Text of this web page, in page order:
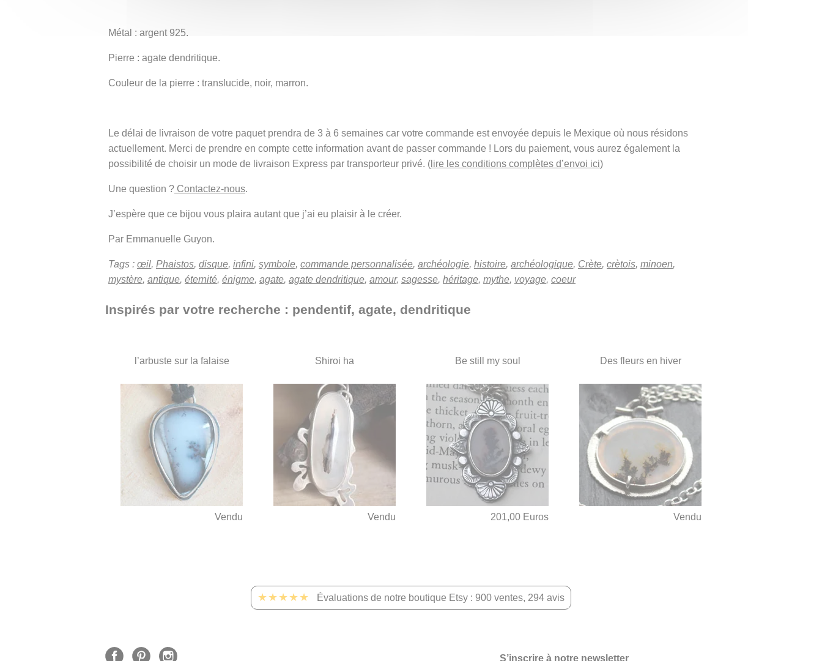
Métal : argent 925.
Pierre : agate dendritique.
Couleur de la pierre : translucide, noir, marron.
Le délai de livraison de votre paquet prendra de 3 à 6 semaines car votre commande est envoyée depuis le Mexique où nous résidons
actuellement. Merci de prendre en compte cette information avant de passer commande ! Lors du paiement, vous aurez également la
possibilité de choisir un mode de livraison Express par transporteur privé. ( lire les conditions complètes d’envoi ici)
Une question ? Contactez-nous.
J’espère que ce bijou vous plaira autant que j’ai eu plaisir à le créer.
Par Emmanuelle Guyon.
Tags : œil, Phaistos, disque, infini, symbole, commande personnalisée, archéologie, histoire, archéologique, Crète, crètois, minoen,
mystère, antique, éternité, énigme, agate, agate dendritique, amour, sagesse, héritage, mythe, voyage, coeur
Inspirés par votre recherche : pendentif, agate, dendritique
l’arbuste sur la falaise
Vendu
Shiroi ha
Vendu
Be still my soul
201,00 Euros
Des fleurs en hiver
Vendu
★★★★★ Évaluations de notre boutique Etsy : 900 ventes, 294 avis
S’inscrire à notre newsletter